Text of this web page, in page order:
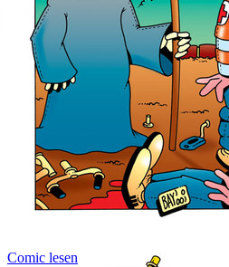
Comic lesen